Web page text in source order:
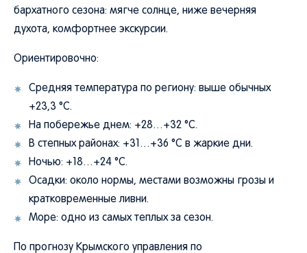
бархатного сезона: мягче солнце, ниже вечерняя
духота, комфортнее экскурсии.
Ориентировочно:
Средняя температура по региону: выше обычных
+23,3 °C.
На побережье днем: +28…+32 °C.
В степных районах: +31…+36 °C в жаркие дни.
Ночью: +18…+24 °C.
Осадки: около нормы, местами возможны грозы и
кратковременные ливни.
Море: одно из самых теплых за сезон.
По прогнозу Крымского управления по